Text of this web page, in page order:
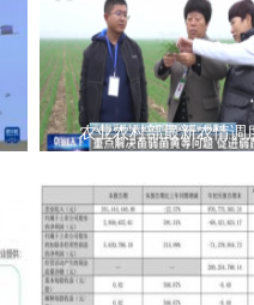
农业农村部最新农情调